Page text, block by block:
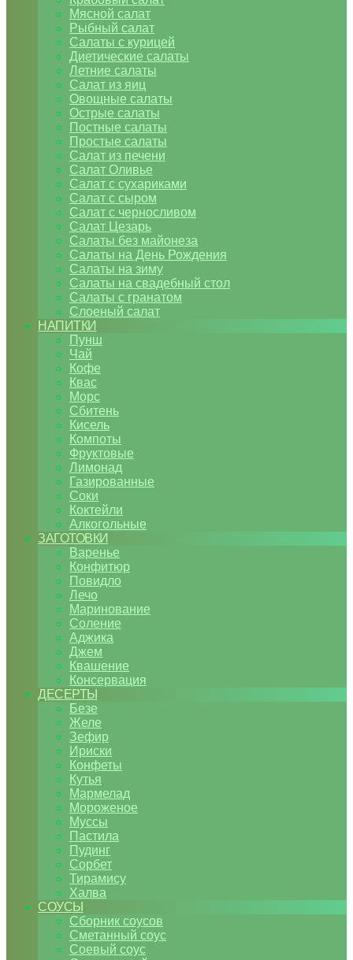
Мясной салат
Рыбный салат
Салаты с курицей
Диетические салаты
Летние салаты
Салат из яиц
Овощные салаты
Острые салаты
Постные салаты
Простые салаты
Салат из печени
Салат Оливье
Салат с сухариками
Салат с сыром
Салат с черносливом
Салат Цезарь
Салаты без майонеза
Салаты на День Рождения
Салаты на зиму
Салаты на свадебный стол
Салаты с гранатом
Слоеный салат
НАПИТКИ
Пунш
Чай
Кофе
Квас
Морс
Сбитень
Кисель
Компоты
Фруктовые
Лимонад
Газированные
Соки
Коктейли
Алкогольные
ЗАГОТОВКИ
Варенье
Конфитюр
Повидло
Лечо
Маринование
Соление
Аджика
Джем
Квашение
Консервация
ДЕСЕРТЫ
Безе
Желе
Зефир
Ириски
Конфеты
Кутья
Мармелад
Мороженое
Муссы
Пастила
Пудинг
Сорбет
Тирамису
Халва
СОУСЫ
Сборник соусов
Сметанный соус
Соевый соус